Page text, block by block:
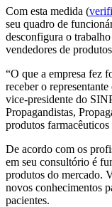
Com esta medida (
seu quadro de
desconfigura o
vendedores de
“O que a empresa fez
receber o
vice-presidente do
Propagandistas,
produtos
De acordo com os
em seu consultório é
produtos do mercado.
novos conhecimentos
pacientes.